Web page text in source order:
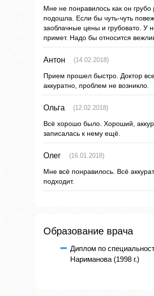
Мне не понравилось как он
подошла. Если бы чуть-чуть
заоблачные цены и грубовато.
примет. Надо бы относится
Антон (14.02.2018)
Прием прошел быстро. Доктор
аккуратно, проблем не возникло.
Ольга (12.02.2018)
Всё хорошо было. Хороший,
записалась к нему ещё.
Олег (16.01.2018)
Мне всё понравилось. Всё
подходит.
Образование врача
Диплом по
Нариманова (1998 г.)